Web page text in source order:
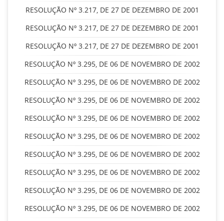
RESOLUÇÃO Nº 3.217, DE 27 DE DEZEMBRO DE 2001
RESOLUÇÃO Nº 3.217, DE 27 DE DEZEMBRO DE 2001
RESOLUÇÃO Nº 3.217, DE 27 DE DEZEMBRO DE 2001
RESOLUÇÃO Nº 3.295, DE 06 DE NOVEMBRO DE 2002
RESOLUÇÃO Nº 3.295, DE 06 DE NOVEMBRO DE 2002
RESOLUÇÃO Nº 3.295, DE 06 DE NOVEMBRO DE 2002
RESOLUÇÃO Nº 3.295, DE 06 DE NOVEMBRO DE 2002
RESOLUÇÃO Nº 3.295, DE 06 DE NOVEMBRO DE 2002
RESOLUÇÃO Nº 3.295, DE 06 DE NOVEMBRO DE 2002
RESOLUÇÃO Nº 3.295, DE 06 DE NOVEMBRO DE 2002
RESOLUÇÃO Nº 3.295, DE 06 DE NOVEMBRO DE 2002
RESOLUÇÃO Nº 3.295, DE 06 DE NOVEMBRO DE 2002